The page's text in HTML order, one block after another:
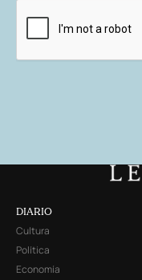
DIARIO
Cultura
Política
Economía